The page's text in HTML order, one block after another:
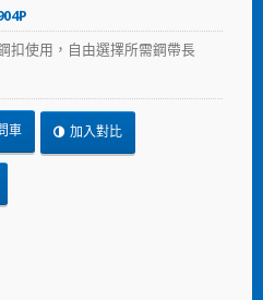
扣使用，自由選擇所需鋼帶長
車 加入對比